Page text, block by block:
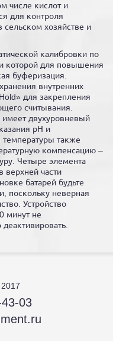
числе кислот и
для контроля
хозяйстве и
калибровки по
которой для повышения
буферизация.
внутренних
для закрепления
считывания.
двухуровневый
рН и
также
компенсацию –
Четыре элемента
верхней части
батарей будьте
поскольку неверная
Устройство
минут не
03